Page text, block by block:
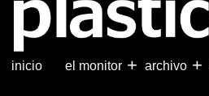
inicio +
el monitor +
archivo